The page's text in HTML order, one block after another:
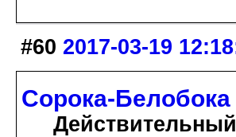
#60 2017-03-19
Сорока-Белобока